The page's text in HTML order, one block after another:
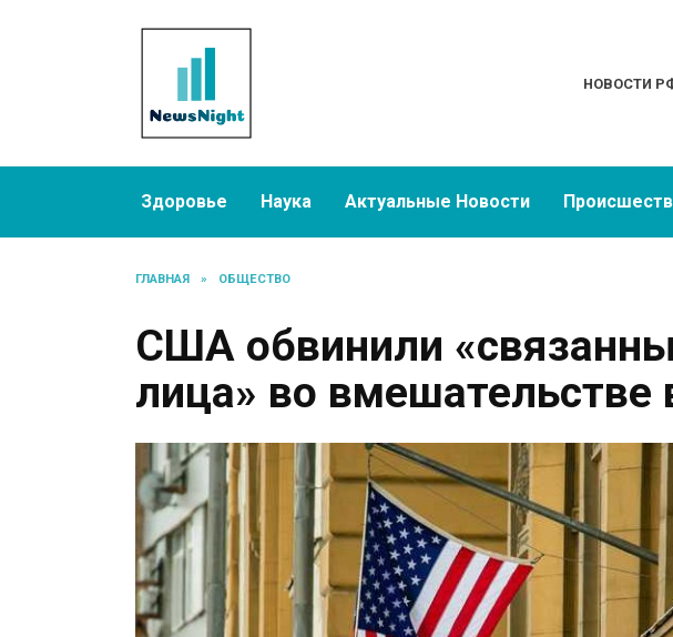
НОВОСТИ
Здоровье Наука Актуальные Новости
ГЛАВНАЯ » ОБЩЕСТВО
США обвинили
лица» во